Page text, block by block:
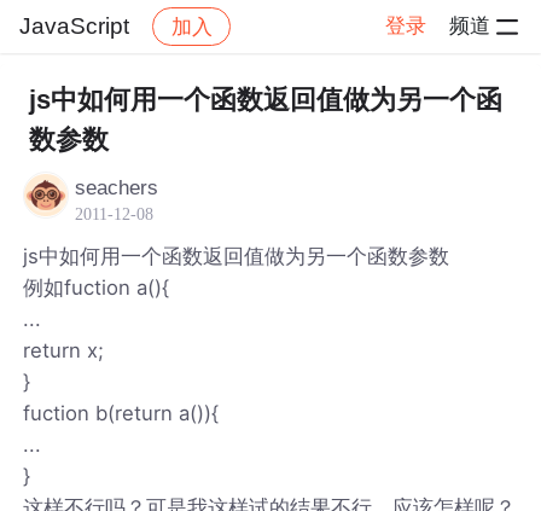
JavaScript 加入 登录 频道
社区 JavaScript 帖子详情
js中如何用一个函数返回值做为另一个函
数参数
seachers
2011-12-08
js中如何用一个函数返回值做为另一个函数参数
例如fuction a(){
...
return x;
}
fuction b(return a()){
...
}